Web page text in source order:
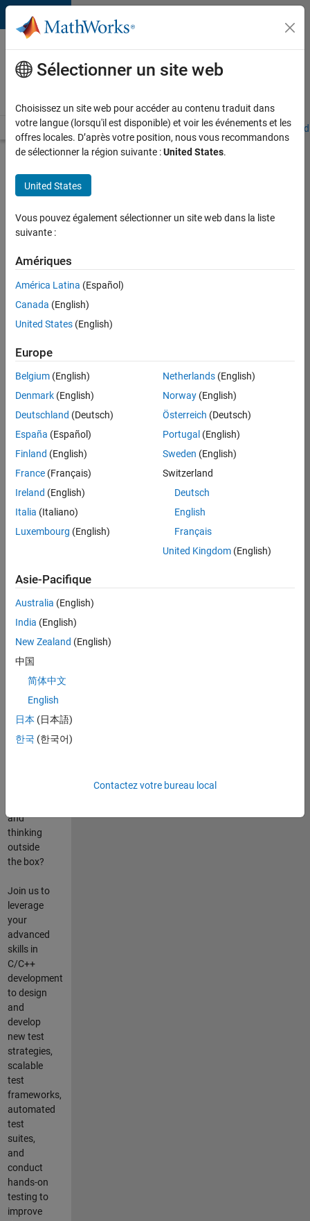
Passer au contenu
Votre
carrière
chez
Accueil Explorer nos opportunités Adresses de nos bureaux
d’autres
offres
Senior
Software
Quality
Engineer
maintenant
Poste:
36935-
Ingénierie
de
la
FR-
Résumé
du
poste
Are you
about
state-of-
the-art
Do you
and
thinking
outside
the box?
Join us to
leverage
your
advanced
skills in
C/C++
development
to design
and
develop
new test
strategies,
scalable
test
frameworks,
automated
test
suites,
and
conduct
hands-on
testing to
improve
Sélectionner un site web
Choisissez un site web pour accéder au contenu traduit dans
votre langue (lorsqu'il est disponible) et voir les événements et les
offres locales. D’après votre position, nous vous recommandons
de sélectionner la région suivante :United States.
United States
Vous pouvez également sélectionner un site web dans la liste
suivante :
Amériques
América Latina (Español)
Canada (English)
United States (English)
Europe
Belgium (English)
Denmark (English)
Deutschland (Deutsch)
España (Español)
Finland (English)
France (Français)
Ireland (English)
Italia (Italiano)
Luxembourg (English)
Netherlands(English)
Norway(English)
Österreich (Deutsch)
Portugal (English)
Sweden (English)
Switzerland
Deutsch
English
Français
United Kingdom(English)
Asie-Pacifique
Australia (English)
India (English)
New Zealand (English)
中国
简体中文
English
日本 (日本語)
한국 (한국어)
Contactez votre bureau local